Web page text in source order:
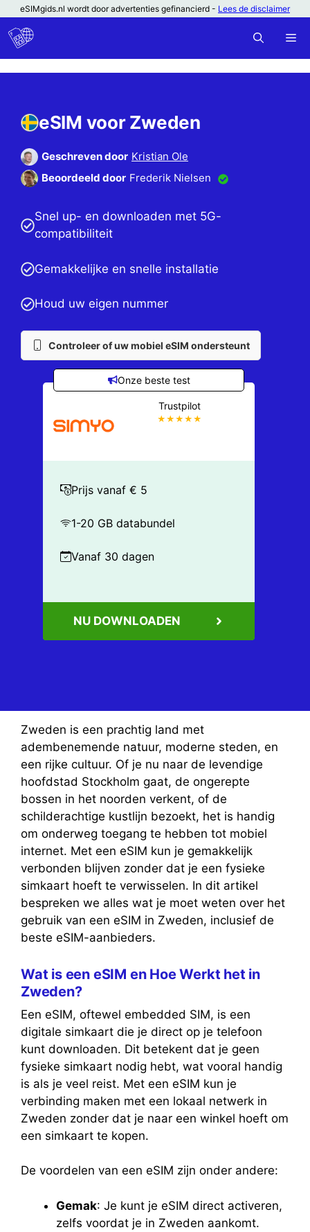
naar
de
inhoud
eSIMgids.nl wordt door advertenties gefinancierd - Lees de disclaimer
eSIM voor Zweden
Geschreven door Kristian Ole
Beoordeeld door Frederik Nielsen
Snel up- en downloaden met 5G-
compatibiliteit
Gemakkelijke en snelle installatie
Houd uw eigen nummer
Controleer of uw mobiel eSIM ondersteunt
Onze beste test
Trustpilot
★★★★★
Prijs vanaf € 5
1-20 GB databundel
Vanaf 30 dagen
NU DOWNLOADEN
Zweden is een prachtig land met
adembenemende natuur, moderne steden, en
een rijke cultuur. Of je nu naar de levendige
hoofdstad Stockholm gaat, de ongerepte
bossen in het noorden verkent, of de
schilderachtige kustlijn bezoekt, het is handig
om onderweg toegang te hebben tot mobiel
internet. Met een eSIM kun je gemakkelijk
verbonden blijven zonder dat je een fysieke
simkaart hoeft te verwisselen. In dit artikel
bespreken we alles wat je moet weten over het
gebruik van een eSIM in Zweden, inclusief de
beste eSIM-aanbieders.
Wat is een eSIM en Hoe Werkt het in
Zweden?
Een eSIM, oftewel embedded SIM, is een
digitale simkaart die je direct op je telefoon
kunt downloaden. Dit betekent dat je geen
fysieke simkaart nodig hebt, wat vooral handig
is als je veel reist. Met een eSIM kun je
verbinding maken met een lokaal netwerk in
Zweden zonder dat je naar een winkel hoeft om
een simkaart te kopen.
De voordelen van een eSIM zijn onder andere:
Gemak: Je kunt je eSIM direct activeren,
zelfs voordat je in Zweden aankomt.